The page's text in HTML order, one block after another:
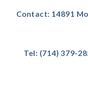
Contact: 14891
Tel: (714) 379-